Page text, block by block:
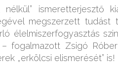
ismeretterjesztő
megszerzett tudást
élelmiszerfogyasztás
– fogalmazott Zsigó
„erkölcsi elismerését” is!